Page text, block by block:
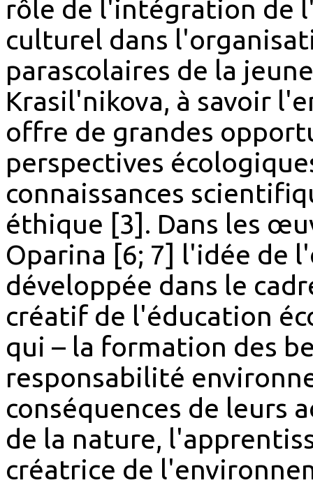
rôle de l'intégration de
culturel dans
parascolaires de la
Krasil'nikova, à savoir
offre de grandes
perspectives
connaissances
éthique [3]. Dans les
Oparina [6; 7] l'idée de
développée dans le
créatif de l'éducation
qui – la formation des
responsabilité
conséquences de leurs
de la nature,
créatrice de